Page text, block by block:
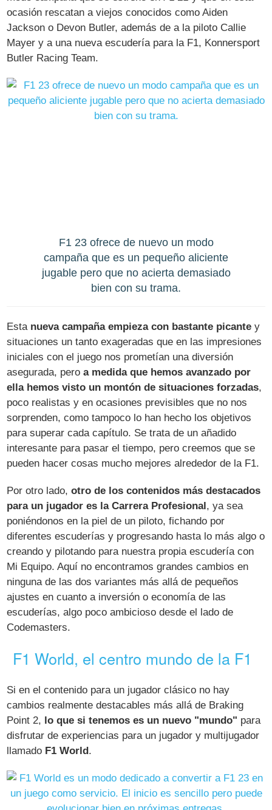
ocasión rescatan a viejos conocidos como Aiden
Jackson o Devon Butler, además de a la piloto Callie
Mayer y a una nueva escudería para la F1, Konnersport
Butler Racing Team.
F1 23 ofrece de nuevo un modo
campaña que es un pequeño aliciente
jugable pero que no acierta demasiado
bien con su trama.
Esta nueva campaña empieza con bastante picante y
situaciones un tanto exageradas que en las impresiones
iniciales con el juego nos prometían una diversión
asegurada, pero a medida que hemos avanzado por
ella hemos visto un montón de situaciones forzadas,
poco realistas y en ocasiones previsibles que no nos
sorprenden, como tampoco lo han hecho los objetivos
para superar cada capítulo. Se trata de un añadido
interesante para pasar el tiempo, pero creemos que se
pueden hacer cosas mucho mejores alrededor de la F1.
Por otro lado,otro de los contenidos más destacados
para un jugador es la Carrera Profesional , ya sea
poniéndonos en la piel de un piloto, fichando por
diferentes escuderías y progresando hasta lo más algo o
creando y pilotando para nuestra propia escudería con
Mi Equipo. Aquí no encontramos grandes cambios en
ninguna de las dos variantes más allá de pequeños
ajustes en cuanto a inversión o economía de las
escuderías, algo poco ambicioso desde el lado de
Codemasters.
F1 World, el centro mundo de la F1
Si en el contenido para un jugador clásico no hay
cambios realmente destacables más allá de Braking
Point 2, lo que si tenemos es un nuevo "mundo" para
disfrutar de experiencias para un jugador y multijugador
llamado F1 World.